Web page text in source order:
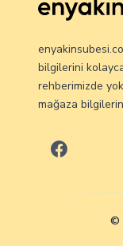
bilgilerini
rehberimizde
mağaza
©